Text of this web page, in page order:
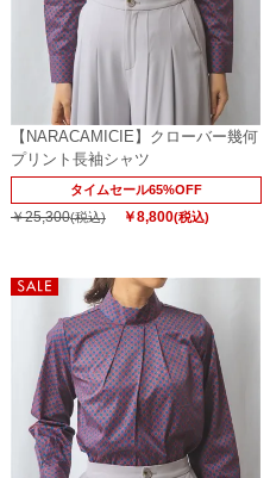
【NARACAMICIE】クローバー幾何
プリント長袖シャツ
タイムセール65%OFF
￥25,300(税込) ￥8,800(税込)